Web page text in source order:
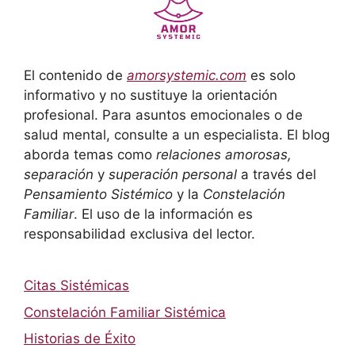
El contenido de amorsystemic.com es solo
informativo y no sustituye la orientación
profesional. Para asuntos emocionales o de
salud mental, consulte a un especialista. El blog
aborda temas como relaciones amorosas,
separación y superación personal a través del
Pensamiento Sistémico y la Constelación
Familiar. El uso de la información es
responsabilidad exclusiva del lector.
Citas Sistémicas
Constelación Familiar Sistémica
Historias de Éxito